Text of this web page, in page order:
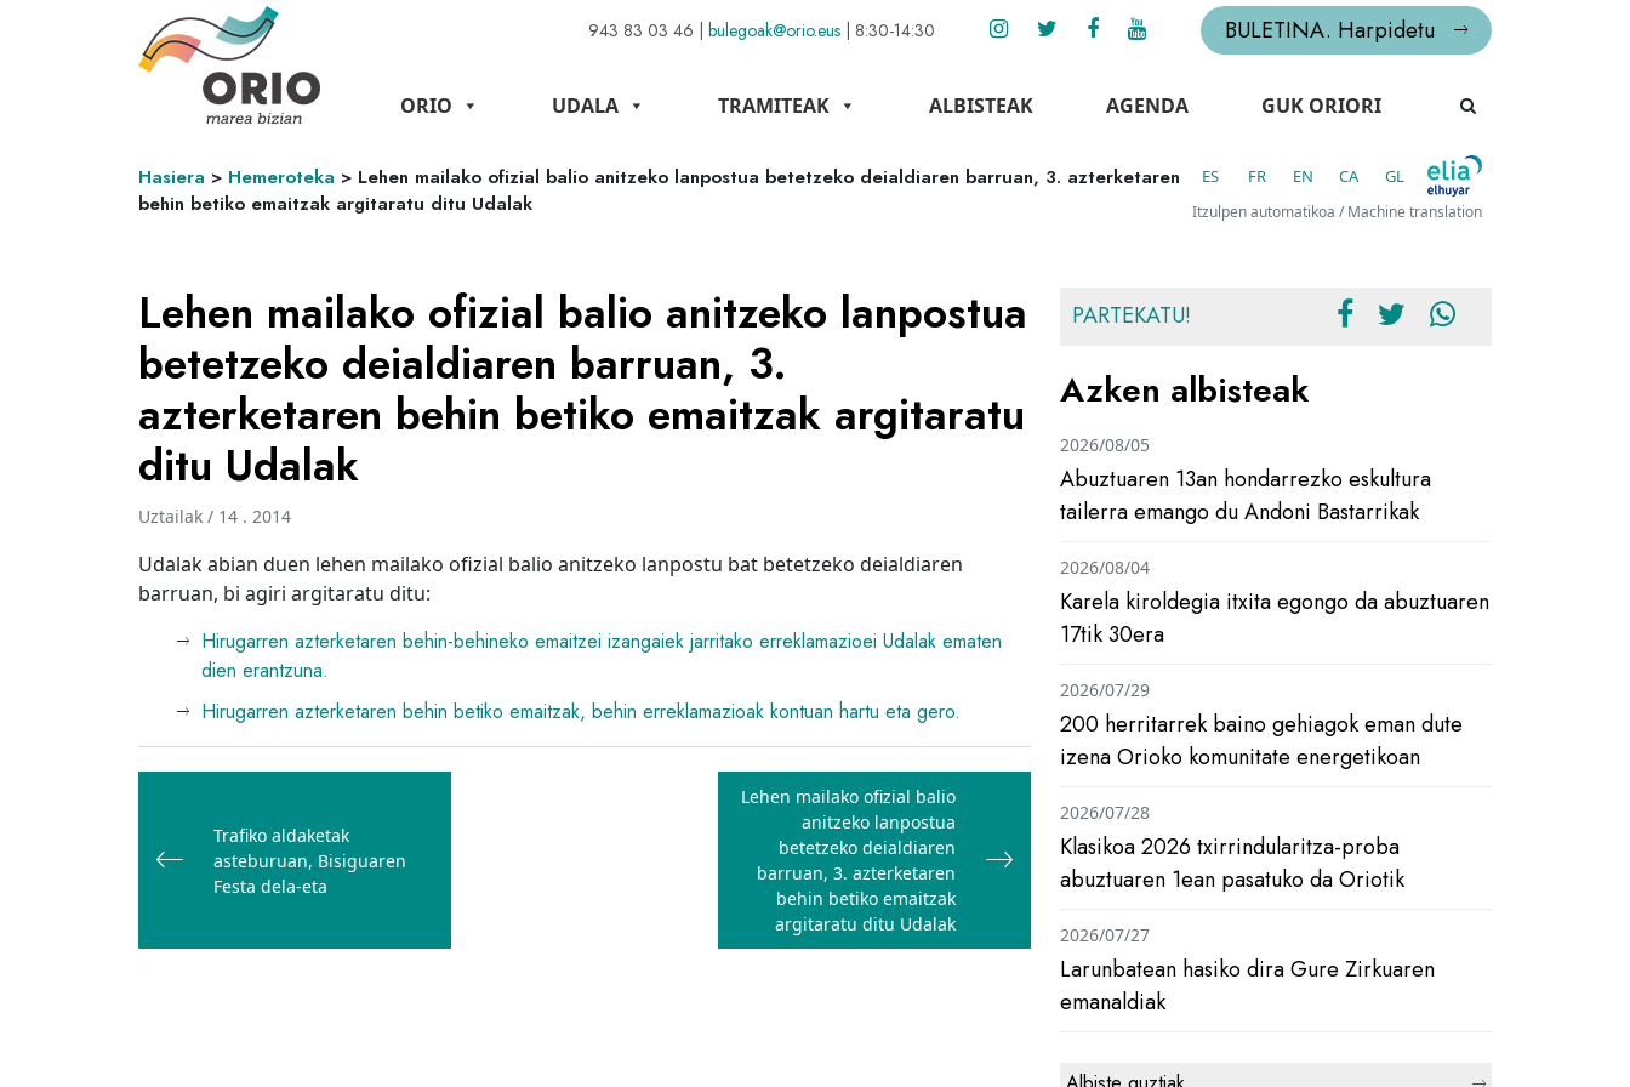
943 83 03 46 | bulegoak@orio.eus | 8:30-14:30 BULETINA. Harpidetu
ORIO UDALA TRAMITEAK ALBISTEAK AGENDA GUK ORIORI
Hasiera > Hemeroteka > Lehen mailako ofizial balio anitzeko lanpostua betetzeko deialdiaren barruan, 3. azterketaren
behin betiko emaitzak argitaratu ditu Udalak
ES FR EN CA GL
Itzulpen automatikoa / Machine translation
Lehen mailako ofizial balio anitzeko lanpostua
betetzeko deialdiaren barruan, 3.
azterketaren behin betiko emaitzak argitaratu
ditu Udalak
Uztailak / 14 . 2014
Udalak abian duen lehen mailako ofizial balio anitzeko lanpostu bat betetzeko deialdiaren
barruan, bi agiri argitaratu ditu:
Hirugarren azterketaren behin-behineko emaitzei izangaiek jarritako erreklamazioei Udalak ematen
dien erantzuna.
Hirugarren azterketaren behin betiko emaitzak, behin erreklamazioak kontuan hartu eta gero.
Bidalketetan
nabigatu
Trafiko aldaketak
asteburuan, Bisiguaren
Festa dela-eta
Lehen mailako ofizial balio
anitzeko lanpostua
betetzeko deialdiaren
barruan, 3. azterketaren
behin betiko emaitzak
argitaratu ditu Udalak
PARTEKATU!
Azken albisteak
Abuztuaren 13an hondarrezko eskultura
tailerra emango du Andoni Bastarrikak
2026/08/05
Karela kiroldegia itxita egongo da abuztuaren
17tik 30era
2026/08/04
200 herritarrek baino gehiagok eman dute
izena Orioko komunitate energetikoan
2026/07/29
Klasikoa 2026 txirrindularitza-proba
abuztuaren 1ean pasatuko da Oriotik
2026/07/28
Larunbatean hasiko dira Gure Zirkuaren
emanaldiak
2026/07/27